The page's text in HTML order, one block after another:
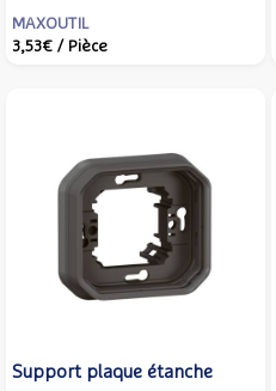
poste Plexo - Gris -
LEGRAND - 069681L
MAXOUTIL
3,53€ / Pièce
Support plaque étanche